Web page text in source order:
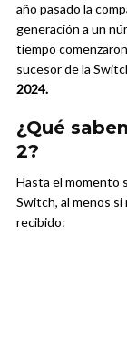
año pasado la
generación a un
tiempo
sucesor de la
2024.
¿Qué
2?
Hasta el momento
Switch, al menos
recibido: